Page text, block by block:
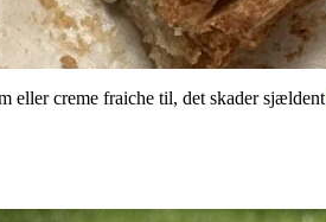
eller creme fraiche til, det skader sjældent